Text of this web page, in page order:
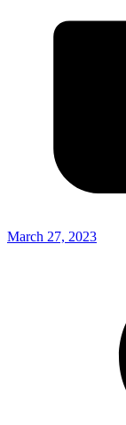
March 27, 2023